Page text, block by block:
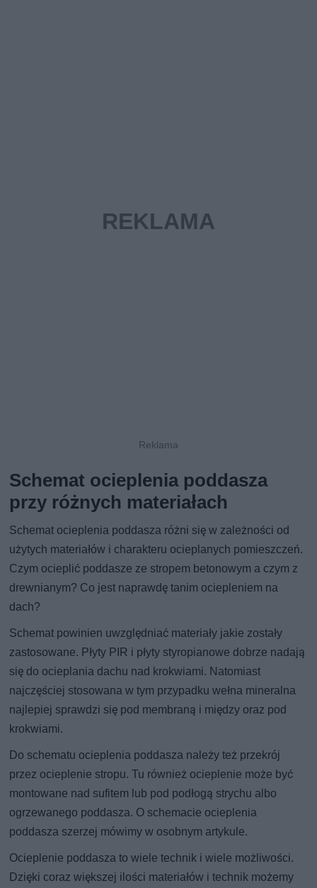
Schemat ocieplenia poddasza
przy różnych materiałach
Schemat ocieplenia poddasza różni się w zależności od
użytych materiałów i charakteru ocieplanych pomieszczeń.
Czym ocieplić poddasze ze stropem betonowym a czym z
drewnianym? Co jest naprawdę tanim ociepleniem na
dach?
Schemat powinien uwzględniać materiały jakie zostały
zastosowane. Płyty PIR i płyty styropianowe dobrze nadają
się do ocieplania dachu nad krokwiami. Natomiast
najczęściej stosowana w tym przypadku wełna mineralna
najlepiej sprawdzi się pod membraną i między oraz pod
krokwiami.
Do schematu ocieplenia poddasza należy też przekrój
przez ocieplenie stropu. Tu również ocieplenie może być
montowane nad sufitem lub pod podłogą strychu albo
ogrzewanego poddasza. O schemacie ocieplenia
poddasza szerzej mówimy w osobnym artykule.
Ocieplenie poddasza to wiele technik i wiele możliwości.
Dzięki coraz większej ilości materiałów i technik możemy